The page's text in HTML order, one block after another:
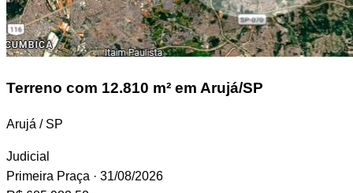
Terreno com 12.810 m² em Arujá/SP
Arujá / SP
Judicial
Primeira Praça · 31/08/2026